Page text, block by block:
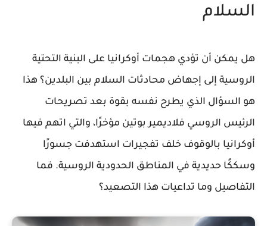
السلام
هل يمكن أن تؤدي هجمات أوكرانيا على البنية التحتية
الروسية إلى إجهاض محادثات السلام بين البلدين؟ هذا
هو السؤال الذي يطرح نفسه بقوة بعد تصريحات
الرئيس الروسي فلاديمير بوتين مؤخرًا، والتي اتهم فيها
أوكرانيا بالوقوف خلف تفجيرات استهدفت جسورًا
وسككًا حديدية في المناطق الحدودية الروسية. فما
التفاصيل وما تداعيات هذا التصعيد؟